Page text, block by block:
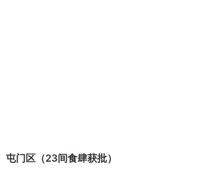
屯门区（23间食肆获批）